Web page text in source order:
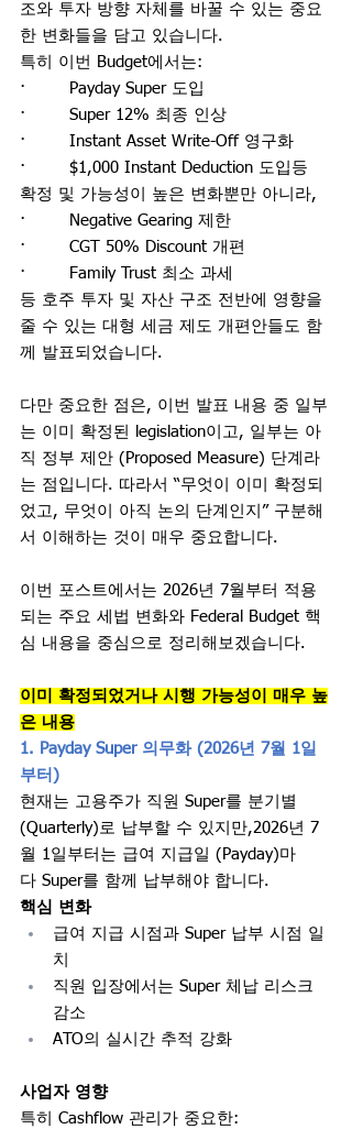
조와 투자 방향 자체를 바꿀 수 있는 중요
한 변화들을 담고 있습니다.
특히 이번 Budget에서는:
·        Payday Super 도입
·        Super 12% 최종 인상
·        Instant Asset Write-Off 영구화
·        $1,000 Instant Deduction 도입등
확정 및 가능성이 높은 변화뿐만 아니라,
·        Negative Gearing 제한
·        CGT 50% Discount 개편
·        Family Trust 최소 과세
등 호주 투자 및 자산 구조 전반에 영향을
줄 수 있는 대형 세금 제도 개편안들도 함
께 발표되었습니다.
다만 중요한 점은, 이번 발표 내용 중 일부
는 이미 확정된 legislation이고, 일부는 아
직 정부 제안 (Proposed Measure) 단계라
는 점입니다. 따라서 “무엇이 이미 확정되
었고, 무엇이 아직 논의 단계인지” 구분해
서 이해하는 것이 매우 중요합니다.
이번 포스트에서는 2026년 7월부터 적용
되는 주요 세법 변화와 Federal Budget 핵
심 내용을 중심으로 정리해보겠습니다.
이미 확정되었거나 시행 가능성이 매우 높
은 내용
1. Payday Super 의무화 (2026년 7월 1일
부터)
현재는 고용주가 직원 Super를 분기별
(Quarterly)로 납부할 수 있지만,2026년 7
월 1일부터는 급여 지급일 (Payday)마
다 Super를 함께 납부해야 합니다.
핵심 변화
급여 지급 시점과 Super 납부 시점 일
치
직원 입장에서는 Super 체납 리스크
감소
ATO의 실시간 추적 강화
사업자 영향
특히 Cashflow 관리가 중요한: